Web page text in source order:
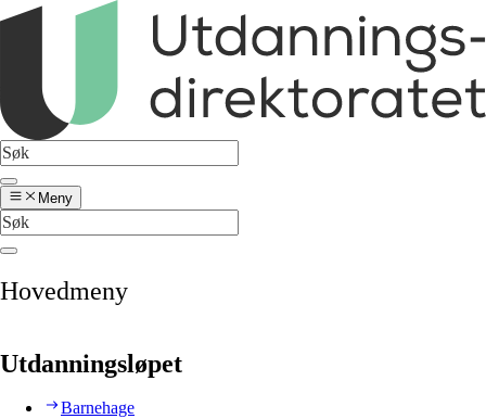
Meny
Hovedmeny
Utdanningsløpet
Barnehage